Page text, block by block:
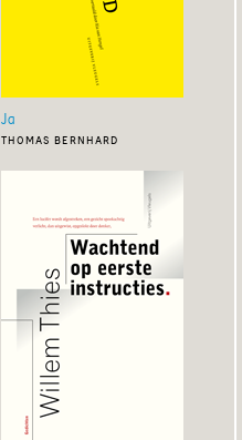
Ja
thomas bernhard